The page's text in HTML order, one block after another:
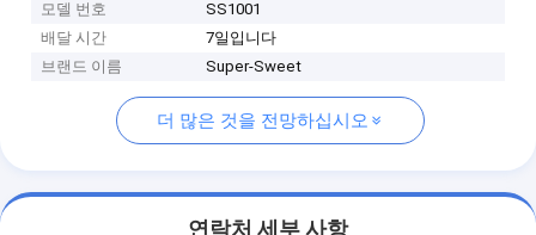
모델 번호
SS1001
배달 시간
7일입니다
브랜드 이름
Super-Sweet
더 많은 것을 전망하십시오
연락처 세부 사항